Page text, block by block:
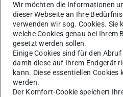
Wir möchten die Informationen
dieser Webseite an Ihre
verwenden wir sog. Cookies. Sie
welche Cookies genau bei Ihrem
gesetzt werden sollen.
Einige Cookies sind für den
damit diese auf Ihrem Endgerät
kann. Diese essentiellen
werden.
Der Komfort-Cookie speichert